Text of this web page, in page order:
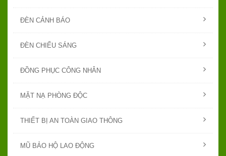
ĐÈN CẢNH BÁO
ĐÈN CHIẾU SÁNG
ĐỒNG PHỤC CÔNG NHÂN
MẶT NẠ PHÒNG ĐỘC
THIẾT BỊ AN TOÀN GIAO THÔNG
MŨ BẢO HỘ LAO ĐỘNG